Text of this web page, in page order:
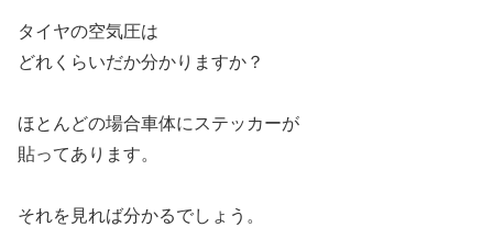
タイヤの空気圧は
どれくらいだか分かりますか？
ほとんどの場合車体にステッカーが
貼ってあります。
それを見れば分かるでしょう。